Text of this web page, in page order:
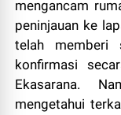
mengancam
peninjauan ke
telah memberi
konfirmasi
Ekasarana.
mengetahui